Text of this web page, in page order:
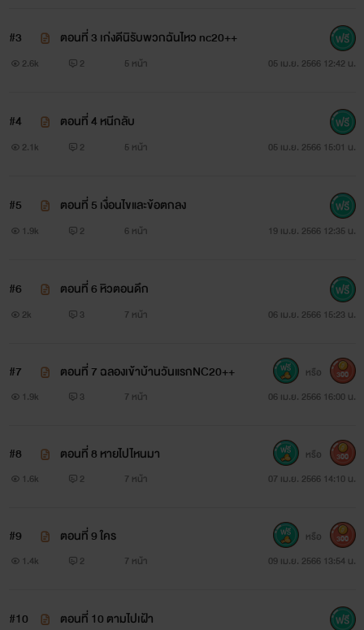
#3 ตอนที่ 3 เก่งดีนิรับพวกฉันไหว nc20++
2.6k 2 5 หน้า 05 เม.ย. 2566 12:42 น.
#4 ตอนที่ 4 หนีกลับ
2.1k 2 5 หน้า 05 เม.ย. 2566 15:01 น.
#5 ตอนที่ 5 เงื่อนไขและข้อตกลง
1.9k 2 6 หน้า 19 เม.ย. 2566 12:35 น.
#6 ตอนที่ 6 หิวตอนดึก
2k 3 7 หน้า 06 เม.ย. 2566 15:23 น.
#7 ตอนที่ 7 ฉลองเข้าบ้านวันแรกNC20++
1.9k 3 7 หน้า 06 เม.ย. 2566 16:00 น.
หรือ 300
#8 ตอนที่ 8 หายไปไหนมา
1.6k 2 7 หน้า 07 เม.ย. 2566 14:10 น.
หรือ 300
#9 ตอนที่ 9 ใคร
1.4k 2 7 หน้า 09 เม.ย. 2566 13:54 น.
หรือ 300
#10 ตอนที่ 10 ตามไปเฝ้า